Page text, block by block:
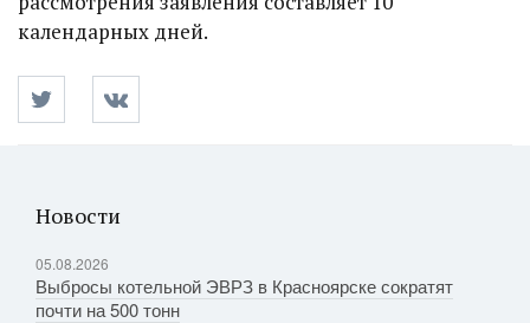
календарных дней.
Новости
05.08.2026
Выбросы котельной ЭВРЗ в Красноярске сократят
почти на 500 тонн